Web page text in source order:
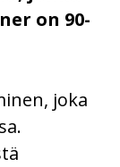
on 90-
joka